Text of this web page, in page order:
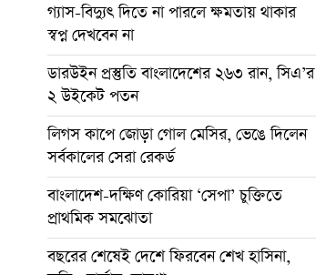
গ্যাস-বিদ্যুৎ দিতে না পারলে ক্ষমতায় থাকার
স্বপ্ন দেখবেন না
ডারউইন প্রস্তুতি বাংলাদেশের ২৬৩ রান, সিএ’র
২ উইকেট পতন
লিগস কাপে জোড়া গোল মেসির, ভেঙে দিলেন
সর্বকালের সেরা রেকর্ড
বাংলাদেশ-দক্ষিণ কোরিয়া ‘সেপা’ চুক্তিতে
প্রাথমিক সমঝোতা
বছরের শেষেই দেশে ফিরবেন শেখ হাসিনা,